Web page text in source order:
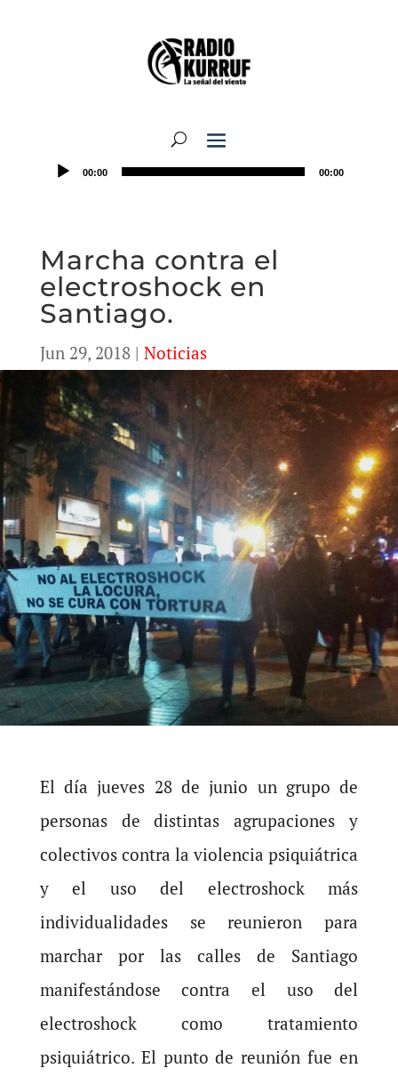
00:00 00:00
Marcha contra el
electroshock en
Santiago.
Jun 29, 2018| Noticias
El día jueves 28 de junio un grupo de
personas de distintas agrupaciones y
colectivos contra la violencia psiquiátrica
y el uso del electroshock más
individualidades se reunieron para
marchar por las calles de Santiago
manifestándose contra el uso del
electroshock como tratamiento
psiquiátrico. El punto de reunión fue en